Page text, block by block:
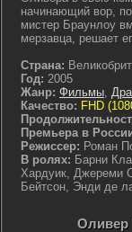
начинающий вор,
мистер Браунлоу
мерзавца, решает
Страна:
Год: 2005
Жанр: Фильмы,
Качество: FHD
Премьера в
Режиссер: Роман
В ролях: Барни
Хардуик, Джереми
Бейтсон, Энди де
Оливер